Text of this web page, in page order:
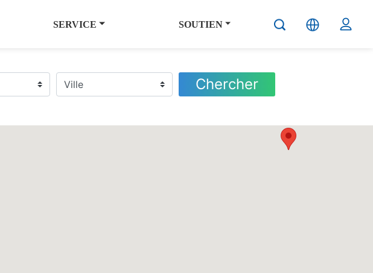
SERVICE SOUTIEN
Chercher